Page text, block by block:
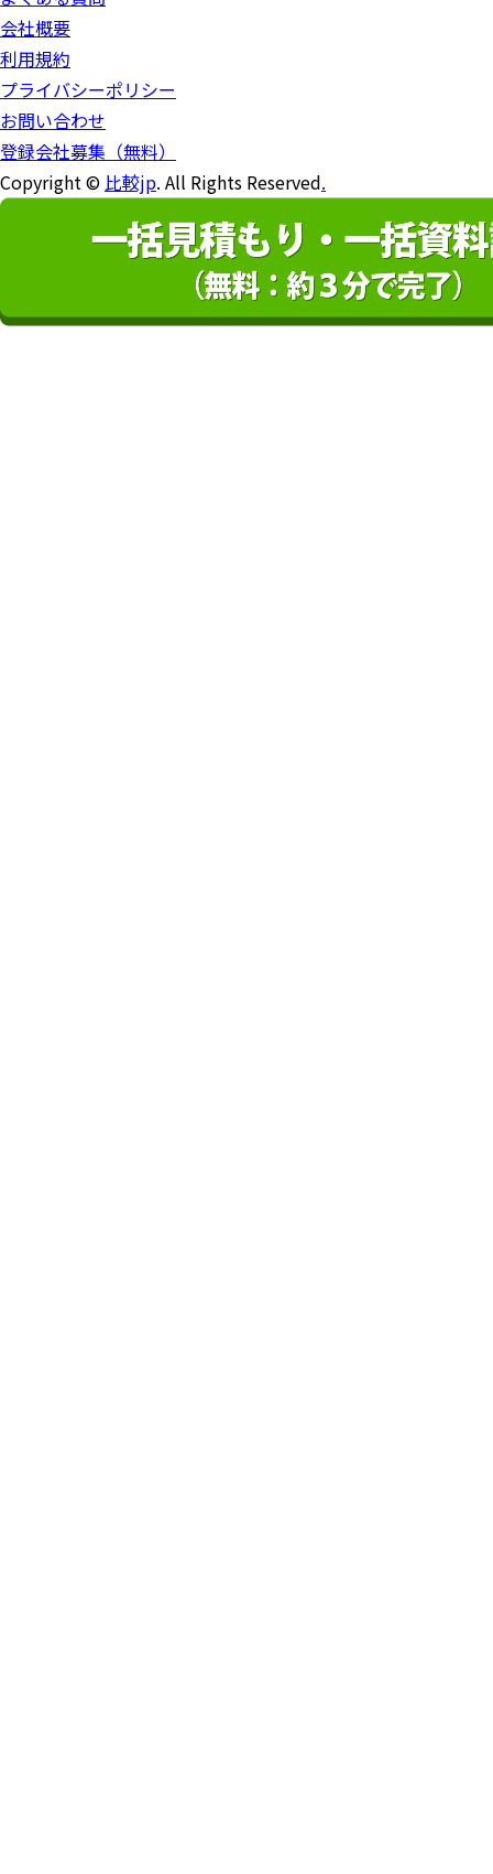
会社概要
利用規約
プライバシーポリシー
お問い合わせ
登録会社募集（無料）
Copyright ©比較jp. All Rights Reserved.